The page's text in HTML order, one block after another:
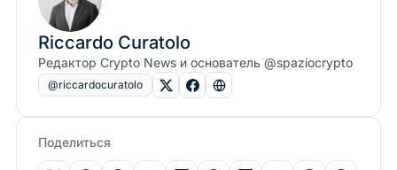
Riccardo Curatolo
Редактор Crypto News и основатель @spaziocrypto
@riccardocuratolo
Поделиться